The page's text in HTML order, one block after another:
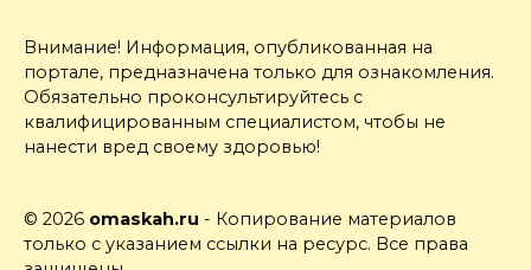
Внимание! Информация, опубликованная на
портале, предназначена только для ознакомления.
Обязательно проконсультируйтесь с
квалифицированным специалистом, чтобы не
нанести вред своему здоровью!
© 2026 omaskah.ru - Копирование материалов
только с указанием ссылки на ресурс. Все права